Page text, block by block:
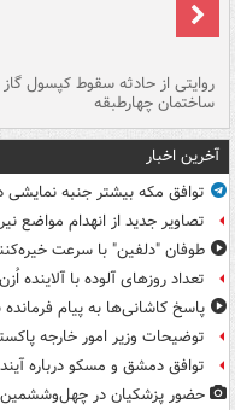
روایتی از حادثه سقوط کپسول گاز
ساختمان چهارطبقه
آخرین اخبار
توافق مکه بیشتر جنبه نمایشی
تصاویر جدید از انهدام مواضع
طوفان "دلفین" با سرعت
تعداد روزهای آلوده با آلاینده اُزن ۲۷ روز کاهش یافت
پاسخ کاشانی‌ها به پیام
توضیحات وزیر امور خارجه
توافق دمشق و مسکو درباره
حضور پزشکیان در